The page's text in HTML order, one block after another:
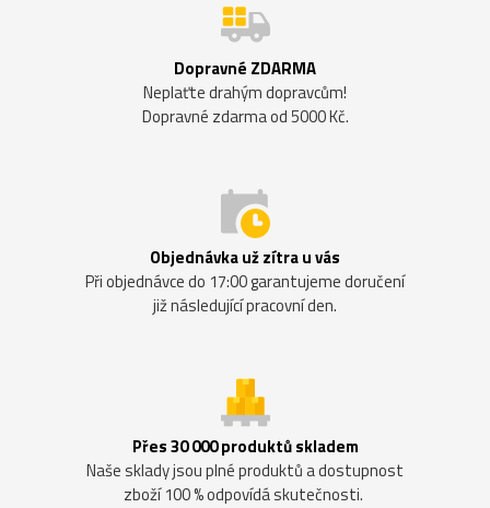
Dopravné ZDARMA
Neplaťte drahým dopravcům!
Dopravné zdarma od 5000 Kč.
Objednávka už zítra u vás
Při objednávce do 17:00 garantujeme doručení
již následující pracovní den.
Přes 30 000 produktů skladem
Naše sklady jsou plné produktů a dostupnost
zboží 100 % odpovídá skutečnosti.